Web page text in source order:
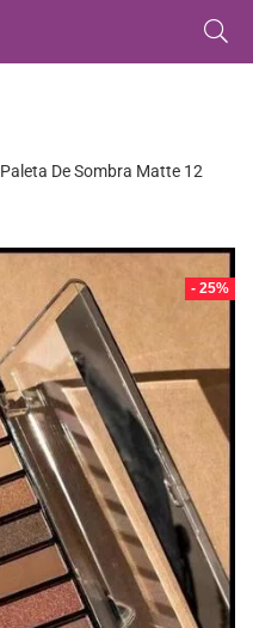
Paleta De Sombra Matte 12
- 25%